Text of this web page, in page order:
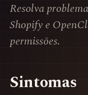
Resolva
Shopify e
permissões.
Sintomas